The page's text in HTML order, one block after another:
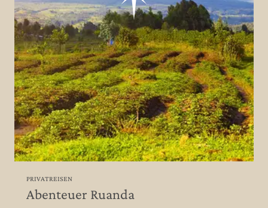
PRIVATREISEN
Abenteuer Ruanda